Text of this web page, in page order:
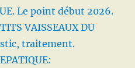
Le point début 2026.
VAISSEAUX DU
traitement.